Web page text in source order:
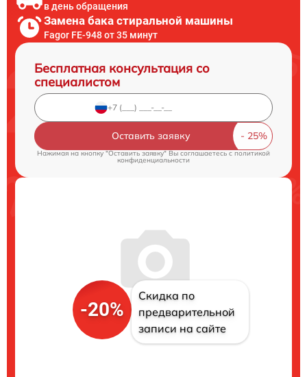
в день обращения
Замена бака стиральной машины
Fagor FE-948 от 35 минут
Бесплатная консультация со
специалистом
Оставить заявку
Нажимая на кнопку "Оставить заявку" Вы соглашаетесь cполитикой
конфиденциальности
-20%
Скидка по
предварительной
записи на сайте